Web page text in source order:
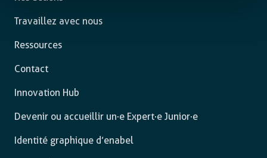
Travaillez avec nous
Ressources
Contact
Innovation Hub
Devenir ou accueillir un·e Expert·e Junior·e
Identité graphique d’enabel